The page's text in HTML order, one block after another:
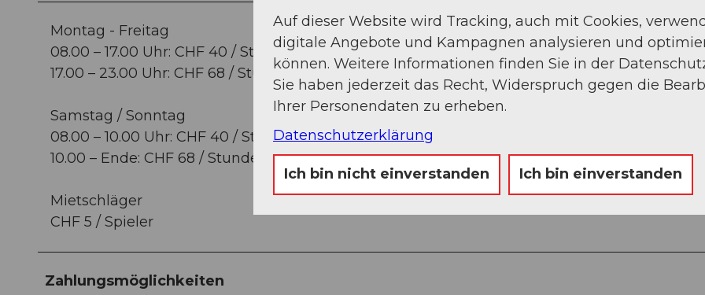
Montag - Freitag
08.00 – 17.00 Uhr: CHF 40 / Stunde
17.00 – 23.00 Uhr: CHF 68 / Stunde
Samstag / Sonntag
08.00 – 10.00 Uhr: CHF 40 / Stunde
10.00 – Ende: CHF 68 / Stunde
Mietschläger
CHF 5 / Spieler
Zahlungsmöglichkeiten
Auf dieser Website wird Tracking, auch mit Cookies,
digitale Angebote und Kampagnen analysieren und
können. Weitere Informationen finden Sie in der
Sie haben jederzeit das Recht, Widerspruch gegen die
Ihrer Personendaten zu erheben.
Datenschutzerklärung
Ich bin nicht einverstanden Ich bin einverstanden